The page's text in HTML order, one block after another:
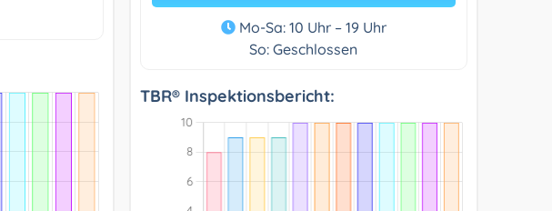
Mo-Sa: 10 Uhr – 19 Uhr
So: Geschlossen
TBR® Inspektionsbericht: